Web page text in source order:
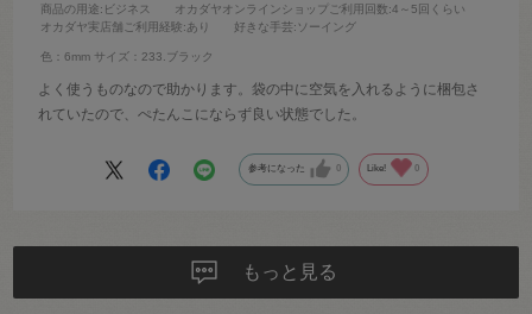
商品の用途:ビジネス オカダヤオンラインショップご利用回数:4～5回くらい
オカダヤ実店舗ご利用経験:あり 好きな手芸:ソーイング
色：6mm サイズ：233.ブラック
よく使うものなので助かります。袋の中に空気を入れるように梱包さ
れていたので、ぺたんこにならず良い状態でした。
参考になった 0 Like! 0
もっと見る